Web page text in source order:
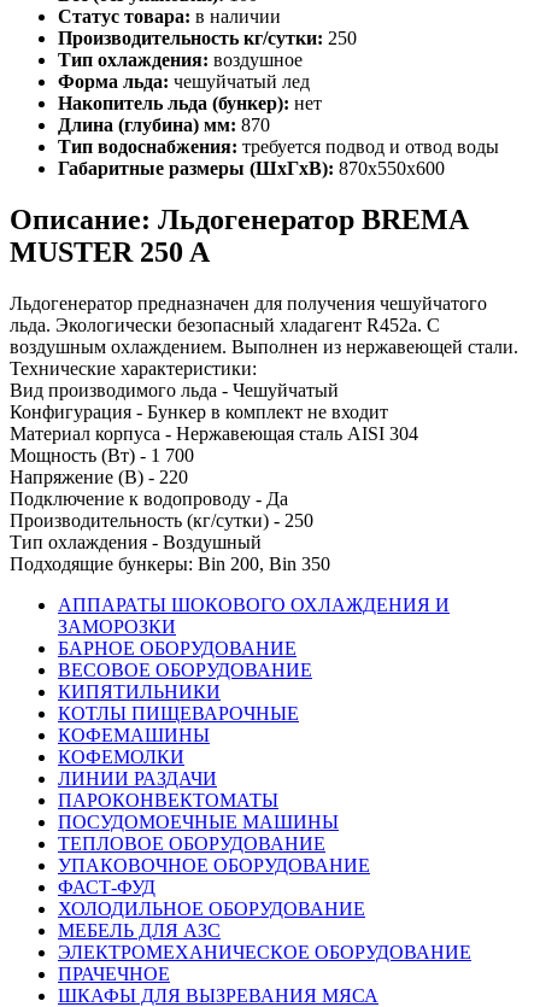
Статус товара: в наличии
Производительность кг/сутки: 250
Тип охлаждения: воздушное
Форма льда: чешуйчатый лед
Накопитель льда (бункер): нет
Длина (глубина) мм: 870
Тип водоснабжения: требуется подвод и отвод воды
Габаритные размеры (ШхГхВ): 870х550х600
Описание: Льдогенератор BREMA
MUSTER 250 A
Льдогенератор предназначен для получения чешуйчатого
льда. Экологически безопасный хладагент R452a. С
воздушным охлаждением. Выполнен из нержавеющей стали.
Технические характеристики:
Вид производимого льда - Чешуйчатый
Конфигурация - Бункер в комплект не входит
Материал корпуса - Нержавеющая сталь AISI 304
Мощность (Вт) - 1 700
Напряжение (В) - 220
Подключение к водопроводу - Да
Производительность (кг/сутки) - 250
Тип охлаждения - Воздушный
Подходящие бункеры: Bin 200, Bin 350
АППАРАТЫ ШОКОВОГО ОХЛАЖДЕНИЯ И
ЗАМОРОЗКИ
БАРНОЕ ОБОРУДОВАНИЕ
ВЕСОВОЕ ОБОРУДОВАНИЕ
КИПЯТИЛЬНИКИ
КОТЛЫ ПИЩЕВАРОЧНЫЕ
КОФЕМАШИНЫ
КОФЕМОЛКИ
ЛИНИИ РАЗДАЧИ
ПАРОКОНВЕКТОМАТЫ
ПОСУДОМОЕЧНЫЕ МАШИНЫ
ТЕПЛОВОЕ ОБОРУДОВАНИЕ
УПАКОВОЧНОЕ ОБОРУДОВАНИЕ
ФАСТ-ФУД
ХОЛОДИЛЬНОЕ ОБОРУДОВАНИЕ
МЕБЕЛЬ ДЛЯ АЗС
ЭЛЕКТРОМЕХАНИЧЕСКОЕ ОБОРУДОВАНИЕ
ПРАЧЕЧНОЕ
ШКАФЫ ДЛЯ ВЫЗРЕВАНИЯ МЯСА